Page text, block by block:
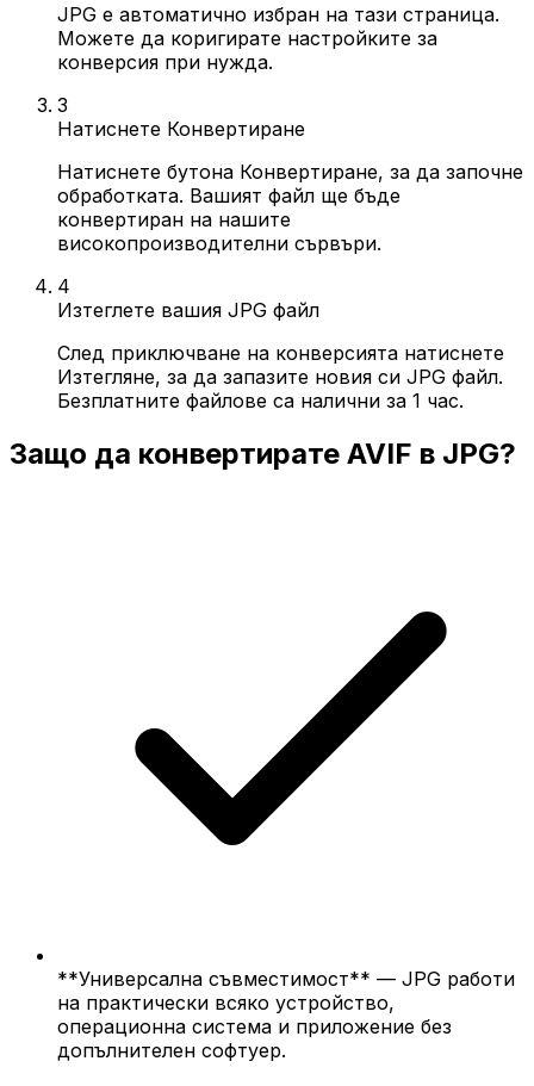
JPG е автоматично избран на тази страница.
Можете да коригирате настройките за
конверсия при нужда.
3
Натиснете Конвертиране
Натиснете бутона Конвертиране, за да започне
обработката. Вашият файл ще бъде
конвертиран на нашите
високопроизводителни сървъри.
4
Изтеглете вашия JPG файл
След приключване на конверсията натиснете
Изтегляне, за да запазите новия си JPG файл.
Безплатните файлове са налични за 1 час.
Защо да конвертирате AVIF в JPG?
**Универсална съвместимост** — JPG работи
на практически всяко устройство,
операционна система и приложение без
допълнителен софтуер.